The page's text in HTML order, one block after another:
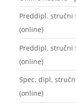
Preddipl. stručni
(online)
Preddipl. stručni
(online)
Spec. dipl.
(online)